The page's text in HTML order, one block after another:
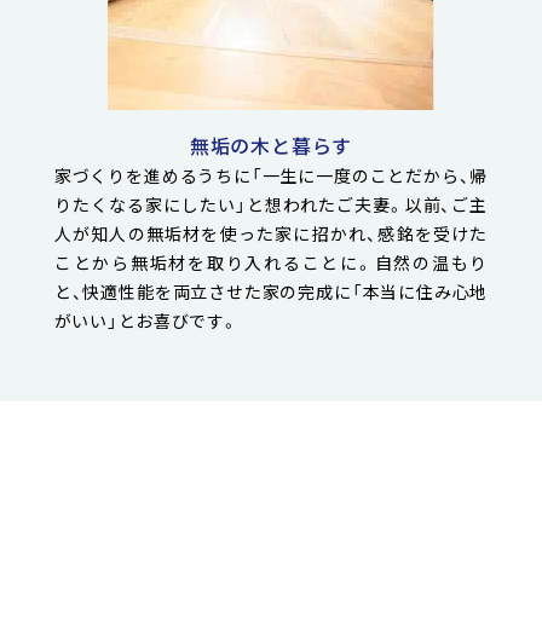
無垢の木と暮らす
家づくりを進めるうちに「一生に一度のことだから、帰
りたくなる家にしたい」と想われたご夫妻。以前、ご主
人が知人の無垢材を使った家に招かれ、感銘を受けた
ことから無垢材を取り入れることに。自然の温もり
と、快適性能を両立させた家の完成に「本当に住み心地
がいい」とお喜びです。